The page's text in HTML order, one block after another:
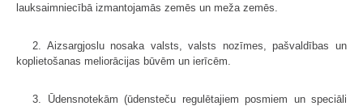
lauksaimniecībā izmantojamās zemēs un meža zemēs.
2. Aizsargjoslu nosaka valsts, valsts nozīmes, pašvaldības un
koplietošanas meliorācijas būvēm un ierīcēm.
3. Ūdensnotekām (ūdensteču regulētajiem posmiem un speciāli